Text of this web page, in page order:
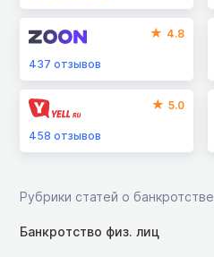
4.8
437 отзывов
5.0
458 отзывов
Рубрики статей о банкротстве
Банкротство физ. лиц